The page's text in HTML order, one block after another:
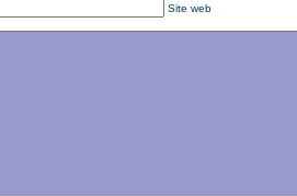
Site web